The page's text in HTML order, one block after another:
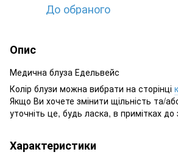
До обраного
Опис
Медична блуза Едельвейс
Колір блузи можна вибрати на сторінці
Якщо Ви хочете змінити щільність та/
уточніть це, будь ласка, в примітках
Характеристики